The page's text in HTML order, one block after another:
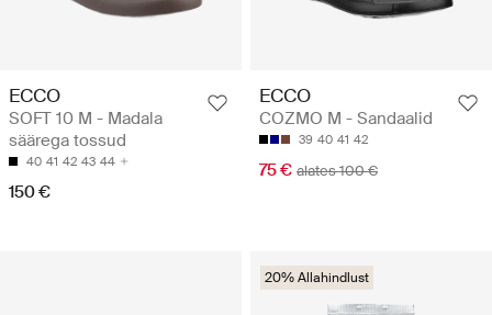
ECCO
SOFT 10 M - Madala
säärega tossud
40 41 42 43 44
150 €
ECCO
COZMO M - Sandaalid
39 40 41 42
75 € alates 100 €
20% Allahindlust